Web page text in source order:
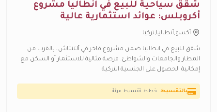
شقق سياحية للبيع في أنطاليا مشروع
أكروبلس: عوائد استثمارية عالية
أكسو,أنطاليا,تركيا
شقق للبيع في انطاليا ضمن مشروع فاخر في ألتنتاش، بالقرب من
المطار والجامعات والشواطئ. فرصة مثالية للاستثمار أو السكن مع
إمكانية الحصول على الجنسية التركية
ارتفاع متوقع بالقيمة—منطقة نمو سريع